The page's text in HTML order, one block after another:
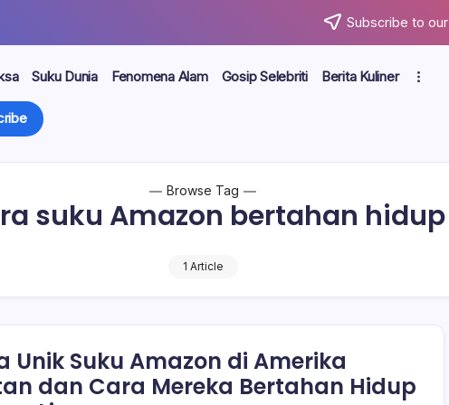
Subscribe to
Suku Dunia Fenomena Alam Gosip Selebriti Berita Kuliner
Browse Tag
suku Amazon bertahan hidup
1 Article
Unik Suku Amazon di Amerika
dan Cara Mereka Bertahan Hidup